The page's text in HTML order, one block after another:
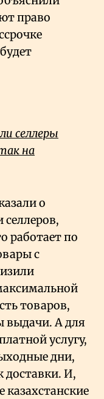
право
селлеры
на
о
работает по
с
товаров,
выдачи. А для
услугу,
дни,
доставки. И,
казахстанские